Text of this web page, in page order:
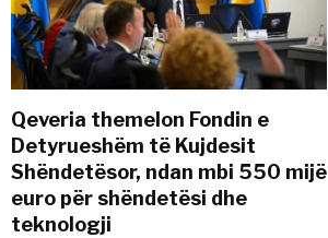
Qeveria themelon Fondin e
Detyrueshëm të Kujdesit
Shëndetësor, ndan mbi 550 mijë
euro për shëndetësi dhe
teknologji